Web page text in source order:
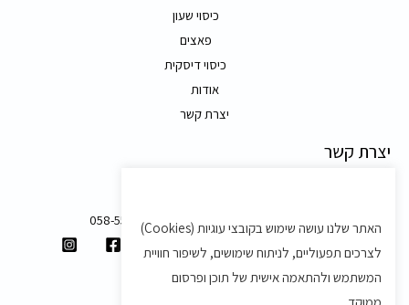
כיסוי שעון
פאצים
כיסוי דיסקית
אודות
יצרת קשר
יצרת קשר
058-5557588
shvartz.order@gmail.com
תנאים ותקנון
האתר שלנו עושה שימוש בקובצי עוגיות (Cookies)
לצרכים תפעוליים, לניתוח שימושים, לשיפור חוויית
המשתמש ולהתאמה אישית של תוכן ופרסום